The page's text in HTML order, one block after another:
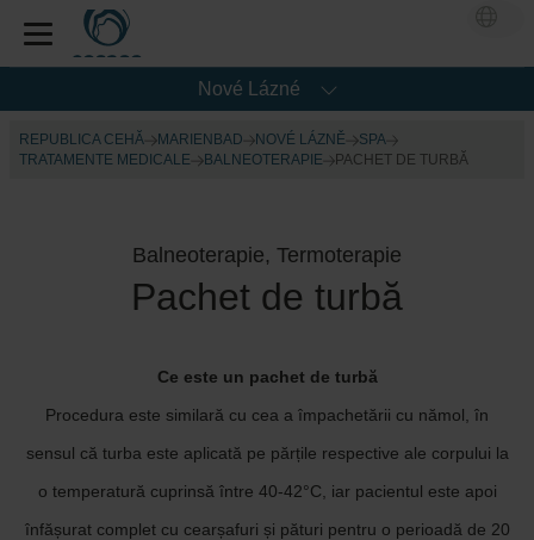
Nové Lázné
REPUBLICA CEHĂ MARIENBAD NOVÉ LÁZNĚ
SPA
TRATAMENTE MEDICALE
BALNEOTERAPIE PACHET DE TURBĂ
Balneoterapie, Termoterapie
Pachet de turbă
Ce este un pachet de turbă
Procedura este similară cu cea a împachetării cu nămol, în
sensul că turba este aplicată pe părțile respective ale corpului la
o temperatură cuprinsă între 40-42°C, iar pacientul este apoi
înfășurat complet cu cearșafuri și pături pentru o perioadă de 20